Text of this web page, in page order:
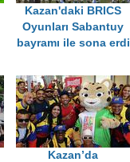
Kazan'daki BRICS
Oyunları Sabantuy
bayramı ile sona erdi
Kazan’da